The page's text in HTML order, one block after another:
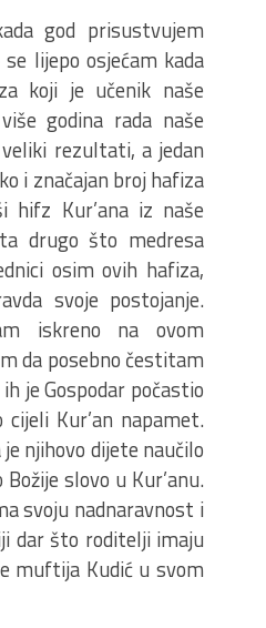
god prisustvujem
lijepo osjećam kada
koji je učenik naše
godina rada naše
rezultati, a jedan
i značajan broj hafiza
hifz Kur’ana iz naše
drugo što medresa
osim ovih hafiza,
svoje postojanje.
iskreno na ovom
da posebno čestitam
je Gospodar počastio
Kur’an napamet.
njihovo dijete naučilo
slovo u Kur’anu.
svoju nadnaravnost i
dar što roditelji imaju
muftija Kudić u svom